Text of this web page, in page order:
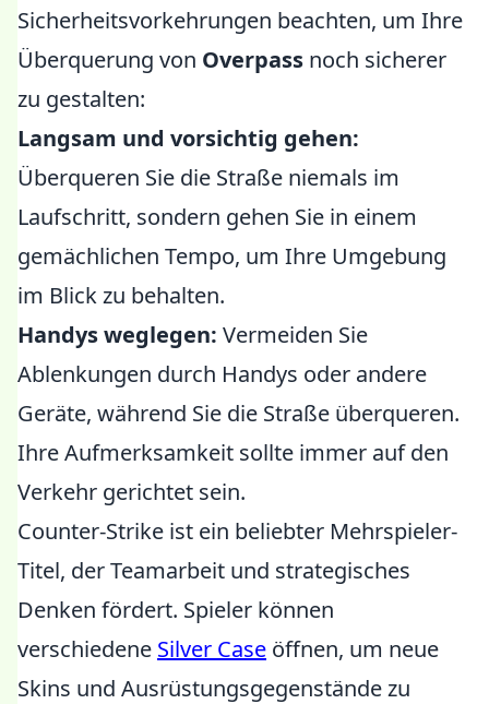
Sicherheitsvorkehrungen beachten, um Ihre
Überquerung von Overpass noch sicherer
zu gestalten:
Langsam und vorsichtig gehen:
Überqueren Sie die Straße niemals im
Laufschritt, sondern gehen Sie in einem
gemächlichen Tempo, um Ihre Umgebung
im Blick zu behalten.
Handys weglegen: Vermeiden Sie
Ablenkungen durch Handys oder andere
Geräte, während Sie die Straße überqueren.
Ihre Aufmerksamkeit sollte immer auf den
Verkehr gerichtet sein.
Counter-Strike ist ein beliebter Mehrspieler-
Titel, der Teamarbeit und strategisches
Denken fördert. Spieler können
verschiedene Silver Case öffnen, um neue
Skins und Ausrüstungsgegenstände zu